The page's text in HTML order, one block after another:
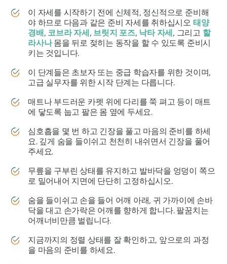
이 자세를 시작하기 전에 신체적, 정신적으로 준비해
야 하므로 다음과 같은 준비 자세를 취하십시오 태양
경배 , 코브라 자세 , 브릿지 포즈, 낙타 자세 , 그리고 할
라사나몸을 뒤로 젖히는 동작을 할 수 있도록 준비시
키는 것입니다.
이 단계들은 초보자 또는 중급 학습자를 위한 것이며,
고급 실무자를 위한 시작 단계는 다릅니다.
매트나 부드러운 카펫 위에 다리를 쭉 펴고 등이 매트
에 닿도록 눕고 팔은 몸 옆에 두세요.
심호흡을 몇 번 하고 긴장을 풀고 마음의 준비를 하세
요. 깊게 숨을 들이쉬고 천천히 내쉬면서 긴장을 풀어
주세요.
무릎을 구부린 상태를 유지하고 발바닥을 엉덩이 쪽으
로 밀어내어 지면에 단단히 고정하십시오.
숨을 들이쉬고 손을 들어 어깨 아래, 귀 가까이에 손바
닥을 대고 손가락은 어깨를 향하게 합니다. 팔꿈치는
어깨너비만큼 벌립니다.
지금까지의 정렬 상태를 잘 확인하고, 앞으로의 과정
을 마음의 준비를 하세요.